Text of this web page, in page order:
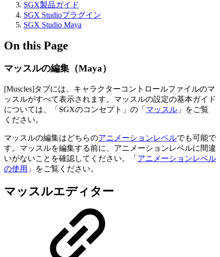
SGX製品ガイド
SGX Studioプラグイン
SGX Studio Maya
On this Page
マッスルの編集（Maya）
[Muscles]タブには、キャラクターコントロールファイルのマ
ッスルがすべて表示されます。マッスルの設定の基本ガイド
については、「SGXのコンセプト」の「 マッスル 」をご覧
ください。
マッスルの編集はどちらのアニメーションレベルでも可能で
す。マッスルを編集する前に、アニメーションレベルに間違
いがないことを確認してください。「 アニメーションレベル
の使用 」をご覧ください。
マッスルエディター